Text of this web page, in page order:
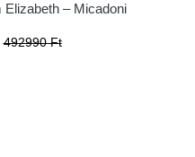
– Micadoni
492990 Ft